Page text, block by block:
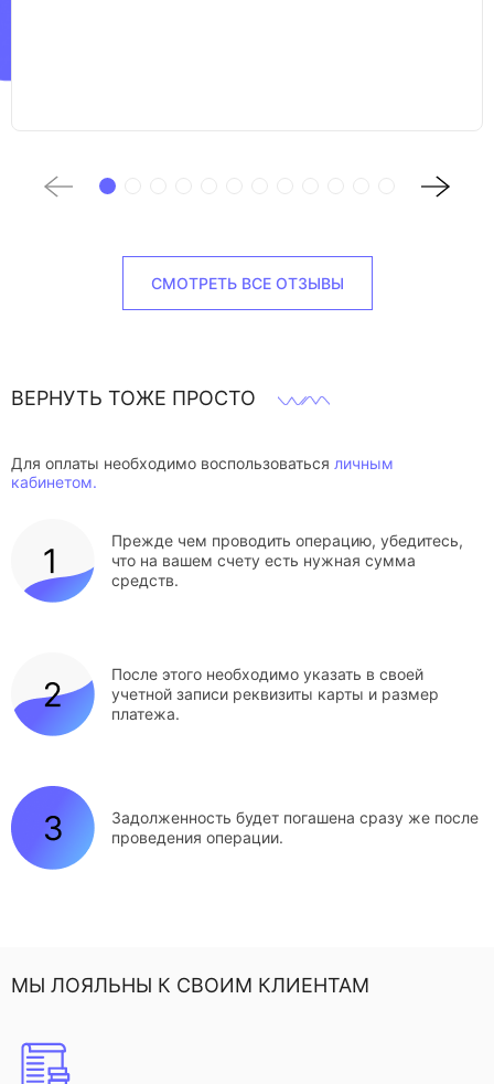
СМОТРЕТЬ ВСЕ ОТЗЫВЫ
ВЕРНУТЬ ТОЖЕ ПРОСТО
Для оплаты необходимо воспользоваться личным
кабинетом.
Прежде чем проводить операцию, убедитесь,
что на вашем счету есть нужная сумма
средств.
После этого необходимо указать в своей
учетной записи реквизиты карты и размер
платежа.
Задолженность будет погашена сразу же после
проведения операции.
МЫ ЛОЯЛЬНЫ К СВОИМ КЛИЕНТАМ